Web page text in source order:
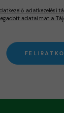
adataimat a